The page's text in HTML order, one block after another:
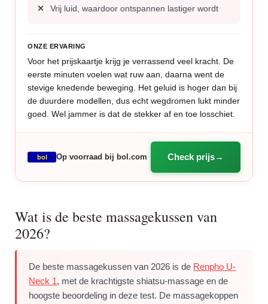
Vrij luid, waardoor ontspannen lastiger wordt
ONZE ERVARING
Voor het prijskaartje krijg je verrassend veel kracht. De
eerste minuten voelen wat ruw aan, daarna went de
stevige knedende beweging. Het geluid is hoger dan bij
de duurdere modellen, dus echt wegdromen lukt minder
goed. Wel jammer is dat de stekker af en toe losschiet.
bol Op voorraad bij bol.com Check prijs
Wat is de beste massagekussen van
2026?
De beste massagekussen van 2026 is de Renpho U-
Neck 1, met de krachtigste shiatsu-massage en de
hoogste beoordeling in deze test. De massagekoppen